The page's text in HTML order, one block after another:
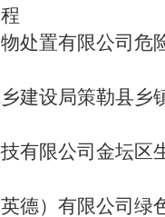
处置有限公司危
建设局策勒县乡
有限公司金坛区
德）有限公司绿